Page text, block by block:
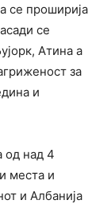
се проширија
се
Атина а
за
и
од над 4
места и
и Албанија